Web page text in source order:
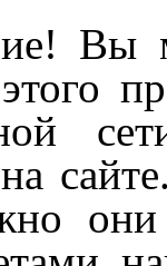
Вы